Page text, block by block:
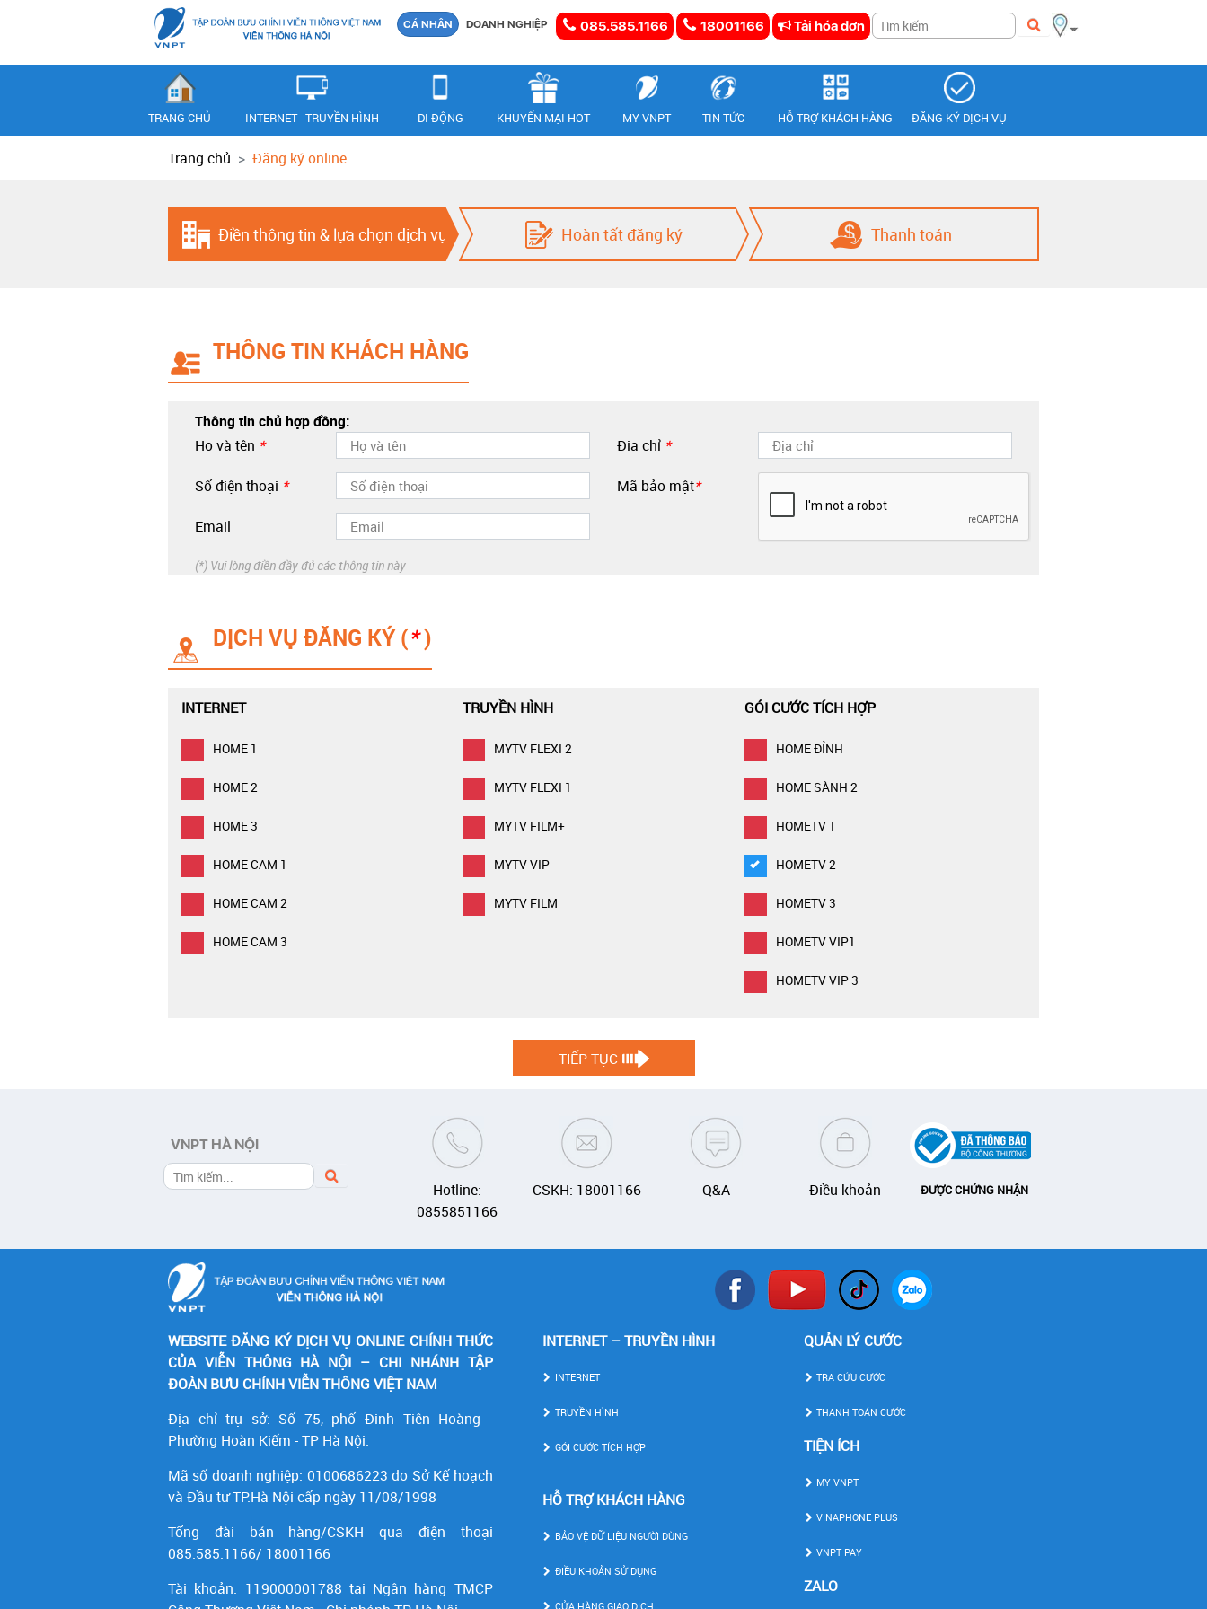
CÁ NHÂN DOANH NGHIỆP 085.585.1166 18001166 Tải hóa đơn
TRANG CHỦ INTERNET - TRUYỀN HÌNH DI ĐỘNG KHUYẾN MẠI HOT MY VNPT TIN TỨC HỖ TRỢ KHÁCH HÀNG ĐĂNG KÝ DỊCH VỤ
Trang chủ Đăng ký online
Điền thông tin & lựa chọn dịch vụ Hoàn tất đăng ký Thanh toán
THÔNG TIN KHÁCH HÀNG
Thông tin chủ hợp đồng:
Họ và tên *
Số điện thoại *
Email
Địa chỉ *
Mã bảo mật*
(*) Vui lòng điền đầy đủ các thông tin này
DỊCH VỤ ĐĂNG KÝ (*)
INTERNET
HOME 1
HOME 2
HOME 3
HOME CAM 1
HOME CAM 2
HOME CAM 3
TRUYỀN HÌNH
MYTV FLEXI 2
MYTV FLEXI 1
MYTV FILM+
MYTV VIP
MYTV FILM
GÓI CƯỚC TÍCH HỢP
HOME ĐỈNH
HOME SÀNH 2
HOMETV 1
HOMETV 2
HOMETV 3
HOMETV VIP1
HOMETV VIP 3
TIẾP TỤC
VNPT HÀ NỘI
Hotline:
0855851166
CSKH: 18001166 Q&A Điều khoản ĐƯỢC CHỨNG NHẬN
WEBSITE ĐĂNG KÝ DỊCH VỤ ONLINE CHÍNH THỨC
CỦA VIỄN THÔNG HÀ NỘI – CHI NHÁNH TẬP
ĐOÀN BƯU CHÍNH VIỄN THÔNG VIỆT NAM
Địa chỉ trụ sở: Số 75, phố Đinh Tiên Hoàng -
Phường Hoàn Kiếm - TP Hà Nội.
Mã số doanh nghiệp: 0100686223 do Sở Kế hoạch
và Đầu tư TP.Hà Nội cấp ngày 11/08/1998
Tổng đài bán hàng/CSKH qua điện thoại
085.585.1166/ 18001166
Tài khoản: 119000001788 tại Ngân hàng TMCP
INTERNET – TRUYỀN HÌNH
INTERNET
TRUYỀN HÌNH
GÓI CƯỚC TÍCH HỢP
HỖ TRỢ KHÁCH HÀNG
BẢO VỆ DỮ LIỆU NGƯỜI DÙNG
ĐIỀU KHOẢN SỬ DỤNG
CỬA HÀNG GIAO DỊCH
QUẢN LÝ CƯỚC
TRA CỨU CƯỚC
THANH TOÁN CƯỚC
TIỆN ÍCH
MY VNPT
VINAPHONE PLUS
VNPT PAY
ZALO